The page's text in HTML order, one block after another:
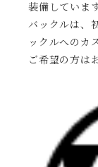
装備していま
バックルは、
ックルへのカ
ご希望の方は